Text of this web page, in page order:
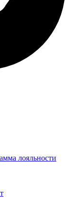
лояльности